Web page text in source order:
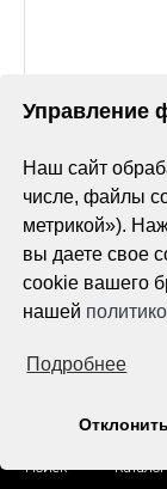
Управление
Наш сайт
числе, файлы
метрикой»).
вы даете свое
cookie вашего
нашей
Подробнее
Отклонить
Поиск Каталог